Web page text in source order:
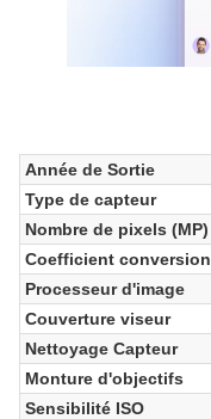
Année de Sortie
Type de capteur
Nombre de pixels (MP)
Coefficient conversion
Processeur d'image
Couverture viseur
Nettoyage Capteur
Monture d'objectifs
Sensibilité ISO